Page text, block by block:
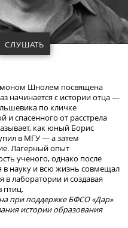
СЛУШАТЬ
Шнолем посвящена
начинается с истории отца —
по кличке
и спасенного от расстрела
как юный Борис
в МГУ — а затем
Лагерный опыт
ученого, однако после
в науку и всю жизнь совмещал
в лаборатории и создавая
птиц.
при поддержке БФСО «Дар»
истории образования